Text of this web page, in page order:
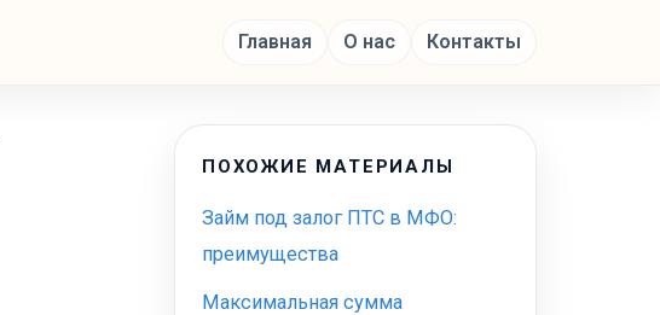
Главная О нас Контакты
ПОХОЖИЕ МАТЕРИАЛЫ
Займ под залог ПТС в МФО:
преимущества
Максимальная сумма